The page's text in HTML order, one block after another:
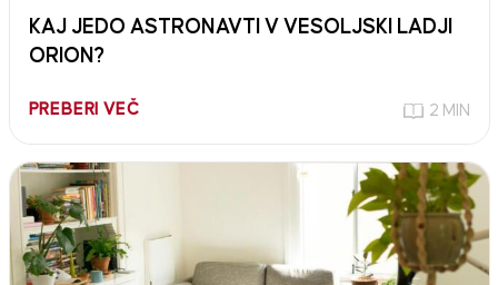
KAJ JEDO ASTRONAVTI V VESOLJSKI LADJI
ORION?
PREBERI VEČ 2 MIN